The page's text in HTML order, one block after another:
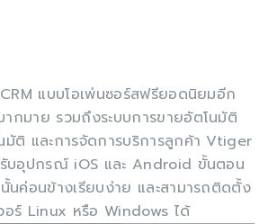
แบบโอเพ่นซอร์สฟรียอดนิยมอีก
ากมาย รวมถึงระบบการขายอัตโนมัติ
มัติ และการจัดการบริการลูกค้า Vtiger
บอุปกรณ์ iOS และ Android ขั้นตอน
ค่อนข้างเรียบง่าย และสามารถติดตั้ง
อร์ Linux หรือ Windows ได้